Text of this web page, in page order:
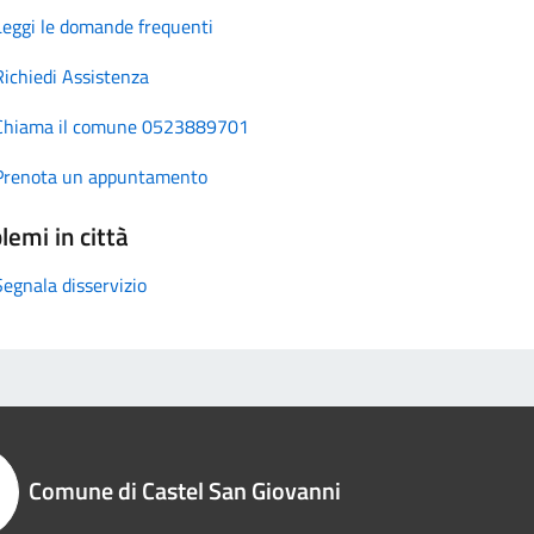
le domande frequenti
Assistenza
il comune 0523889701
un appuntamento
in città
disservizio
Comune di Castel San Giovanni